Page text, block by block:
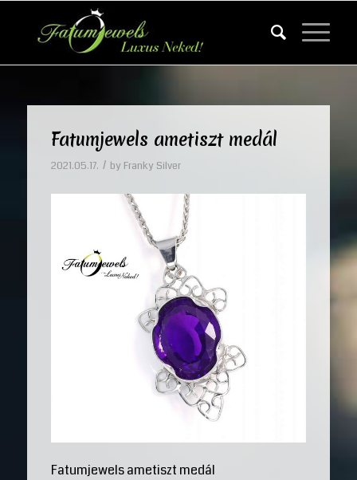
Fatumjewels ametiszt medál
2021.05.17. / by Franky Silver
Fatumjewels ametiszt medál